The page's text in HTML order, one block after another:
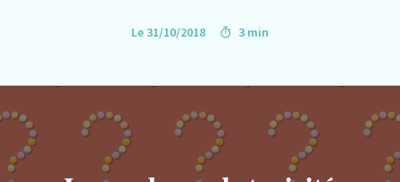
Le 31/10/2018 3 min